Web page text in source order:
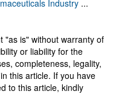
Industry ...
"as is" without warranty of
or liability for the
completeness, legality,
this article. If you have
to this article, kindly